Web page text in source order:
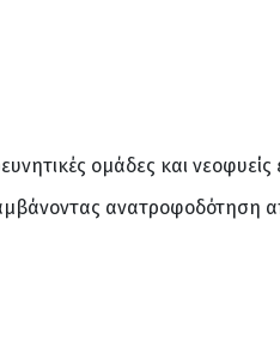
ομάδες και νεοφυείς
ανατροφοδότηση